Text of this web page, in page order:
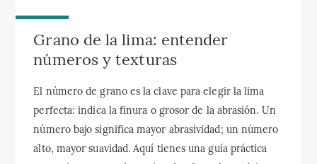
Grano de la lima: entender
números y texturas
El número de grano es la clave para elegir la lima
perfecta: indica la finura o grosor de la abrasión. Un
número bajo significa mayor abrasividad; un número
alto, mayor suavidad. Aquí tienes una guía práctica